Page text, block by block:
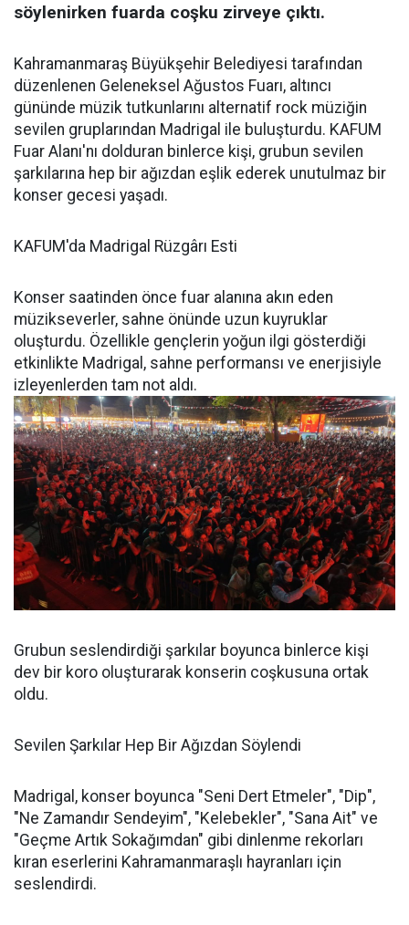
söylenirken fuarda coşku zirveye çıktı.
Kahramanmaraş Büyükşehir Belediyesi tarafından
düzenlenen Geleneksel Ağustos Fuarı, altıncı
gününde müzik tutkunlarını alternatif rock müziğin
sevilen gruplarından Madrigal ile buluşturdu. KAFUM
Fuar Alanı'nı dolduran binlerce kişi, grubun sevilen
şarkılarına hep bir ağızdan eşlik ederek unutulmaz bir
konser gecesi yaşadı.
KAFUM'da Madrigal Rüzgârı Esti
Konser saatinden önce fuar alanına akın eden
müzikseverler, sahne önünde uzun kuyruklar
oluşturdu. Özellikle gençlerin yoğun ilgi gösterdiği
etkinlikte Madrigal, sahne performansı ve enerjisiyle
izleyenlerden tam not aldı.
Grubun seslendirdiği şarkılar boyunca binlerce kişi
dev bir koro oluşturarak konserin coşkusuna ortak
oldu.
Sevilen Şarkılar Hep Bir Ağızdan Söylendi
Madrigal, konser boyunca "Seni Dert Etmeler", "Dip",
"Ne Zamandır Sendeyim", "Kelebekler", "Sana Ait" ve
"Geçme Artık Sokağımdan" gibi dinlenme rekorları
kıran eserlerini Kahramanmaraşlı hayranları için
seslendirdi.